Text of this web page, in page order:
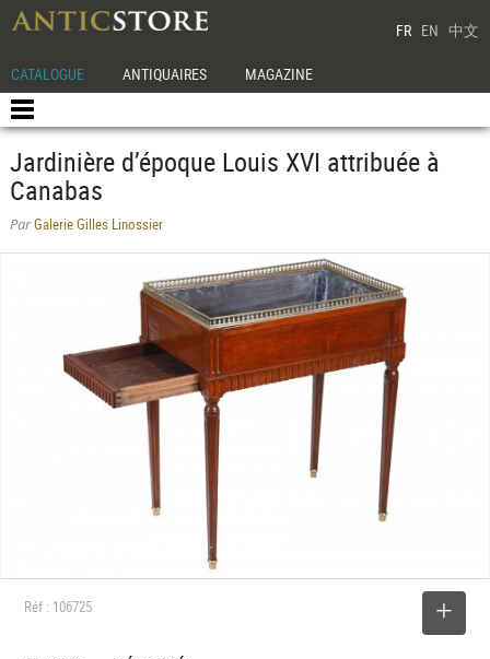
FR EN 中文
CATALOGUE ANTIQUAIRES MAGAZINE
Jardinière d’époque Louis XVI attribuée à
Canabas
ParGalerie Gilles Linossier
Réf : 106725